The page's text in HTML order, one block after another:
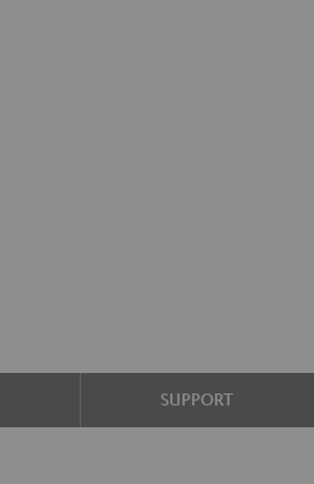
SUPPORT